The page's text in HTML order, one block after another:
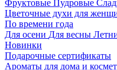
Фруктовые Пудровые
Цветочные духи для
По времени года
Для осени Для весны
Новинки
Подарочные сертификаты
Ароматы для дома и